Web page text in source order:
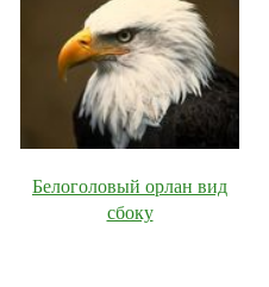
Белоголовый орлан вид
сбоку